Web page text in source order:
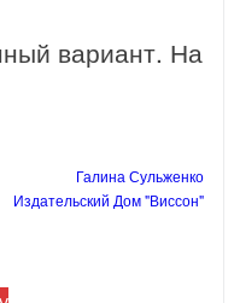
вариант. На
Галина Сульженко
Издательский Дом "Виссон"